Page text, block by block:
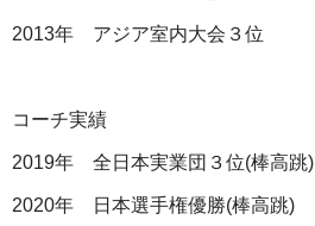
2013年 アジア室内大会３位
コーチ実績
2019年 全日本実業団３位(棒高跳)
2020年 日本選手権優勝(棒高跳)